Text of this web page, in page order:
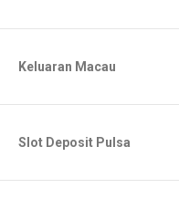
Keluaran Macau
Slot Deposit Pulsa